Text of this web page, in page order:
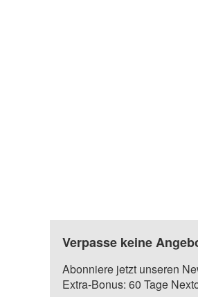
Verpasse keine
Abonniere jetzt unseren
Extra-Bonus: 60 Tage